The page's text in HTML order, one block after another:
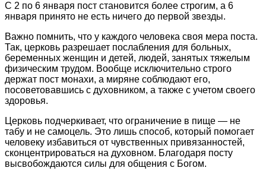
С 2 по 6 января пост становится более строгим, а 6
января принято не есть ничего до первой звезды.
Важно помнить, что у каждого человека своя мера поста.
Так, церковь разрешает послабления для больных,
беременных женщин и детей, людей, занятых тяжелым
физическим трудом. Вообще исключительно строго
держат пост монахи, а миряне соблюдают его,
посоветовавшись с духовником, а также с учетом своего
здоровья.
Церковь подчеркивает, что ограничение в пище — не
табу и не самоцель. Это лишь способ, который помогает
человеку избавиться от чувственных привязанностей,
сконцентрироваться на духовном. Благодаря посту
высвобождаются силы для общения с Богом.